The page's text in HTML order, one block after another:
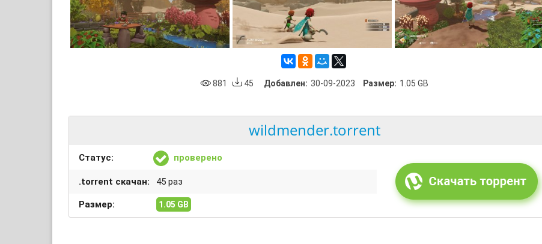
881 45 Добавлен: 30-09-2023 Размер: 1.05 GB
wildmender.torrent
Статус: проверено
.torrent скачан: 45 раз
Размер: 1.05 GB